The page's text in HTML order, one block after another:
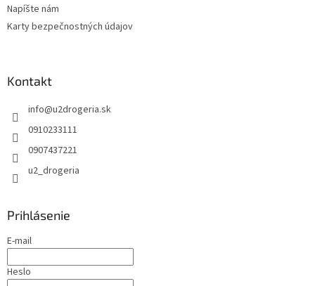
Napíšte nám
Karty bezpečnostných údajov
Kontakt
info@u2drogeria.sk
0910233111
0907437221
u2_drogeria
Prihlásenie
E-mail
Heslo